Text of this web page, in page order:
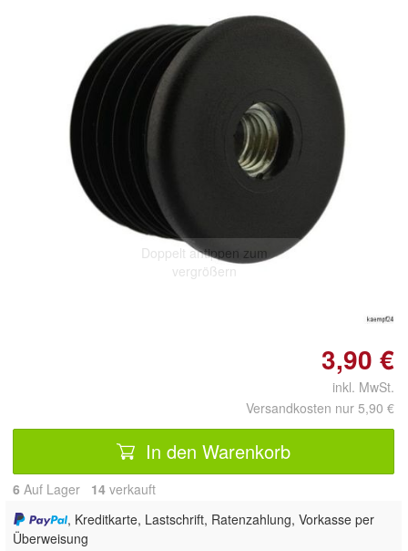
Doppelt antippen zum
vergrößern
3,90 €
inkl. MwSt.
Versandkosten nur 5,90 €
In den Warenkorb
6 Auf Lager 14 verkauft
, Kreditkarte, Lastschrift, Ratenzahlung, Vorkasse per
Überweisung